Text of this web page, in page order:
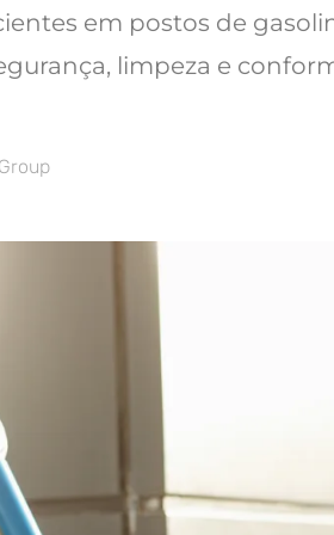
em postos de
limpeza e